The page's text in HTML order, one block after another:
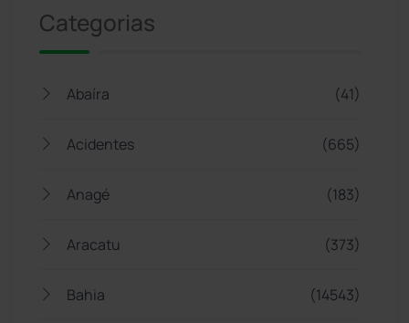
Categorias
Abaíra (41)
Acidentes (665)
Anagé (183)
Aracatu (373)
Bahia (14543)